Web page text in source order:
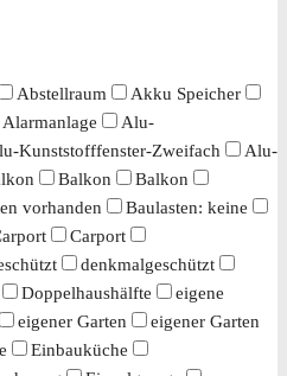
Abstellraum
Akku Speicher
Alarmanlage
Alu-
Kunststofffenster-Zweifach
Alu-
Balkon
Balkon
vorhanden
Baulasten: keine
Carport
denkmalgeschützt
Doppelhaushälfte
eigene
eigener Garten
eigener Garten
Einbauküche